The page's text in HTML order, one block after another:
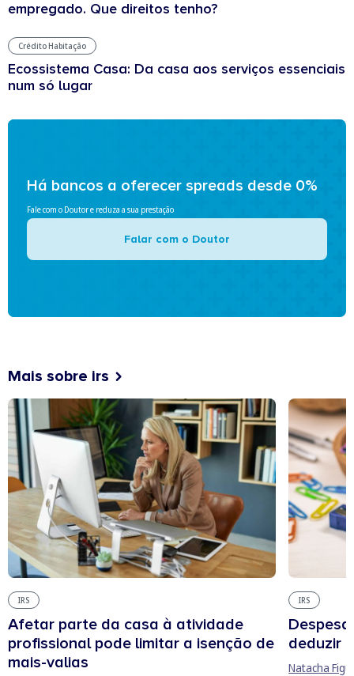
empregado. Que direitos tenho?
Crédito Habitação
Ecossistema Casa: Da casa aos serviços essenciais
num só lugar
Há bancos a oferecer spreads desde 0%
Fale com o Doutor e reduza a sua prestação
Falar com o Doutor
Mais sobre irs
IRS
Afetar parte da casa à atividade
profissional pode limitar a isenção de
mais-valias
IRS
deduzir
Natacha